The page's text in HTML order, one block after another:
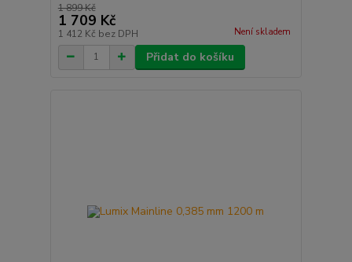
1 899 Kč
1 709 Kč
1 412 Kč bez DPH Není skladem
Přidat do košíku